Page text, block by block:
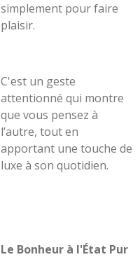
simplement pour faire
plaisir.
C'est un geste
attentionné qui montre
que vous pensez à
l’autre, tout en
apportant une touche de
luxe à son quotidien.
Le Bonheur à l'État Pur